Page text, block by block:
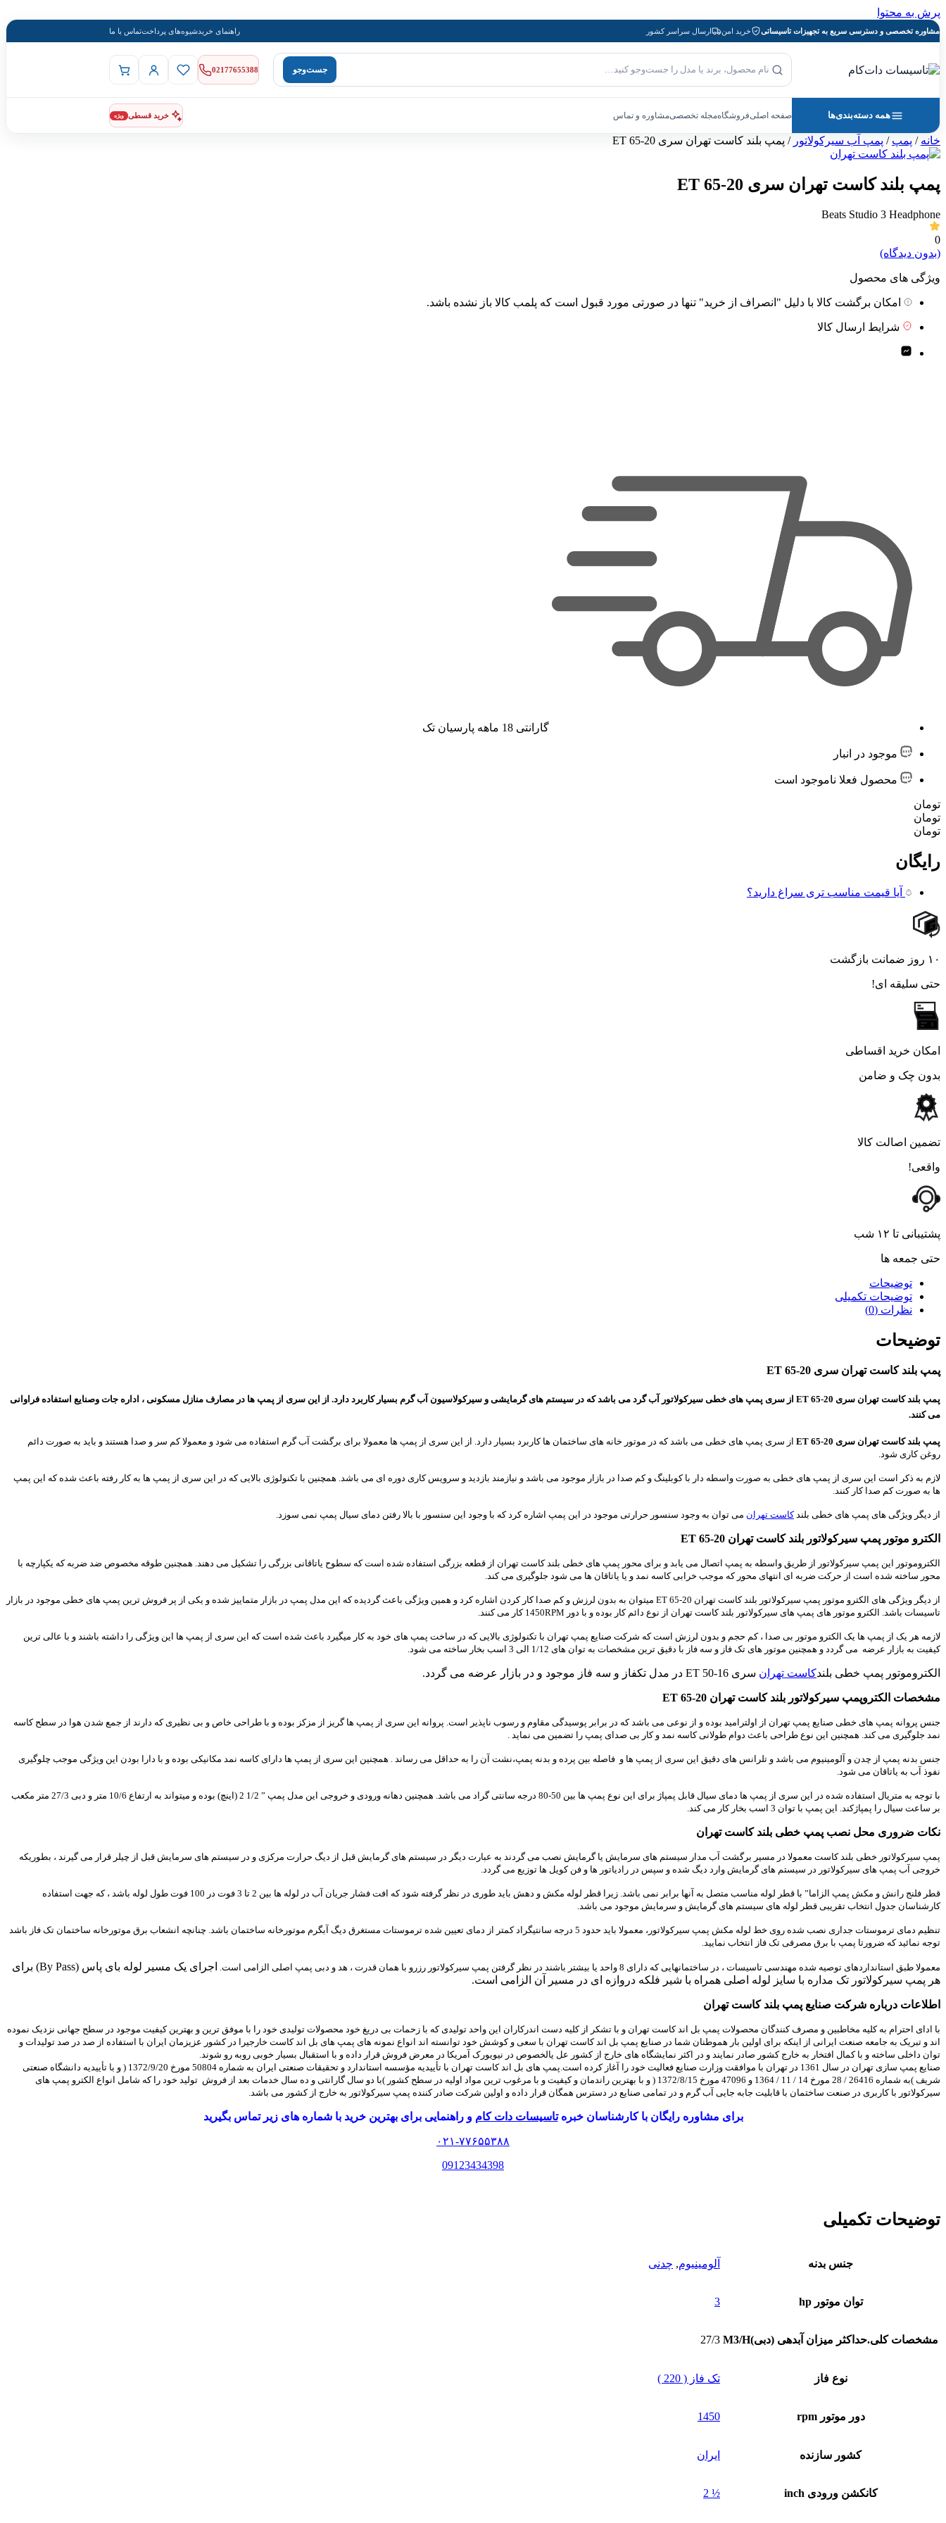
پرش به محتوا
مشاوره تخصصی و دسترسی سریع به تجهیزات تاسیساتی خرید امن ارسال سراسر کشور راهنمای خریدشیوه‌های پرداختتماس با ما
بازگشت به صفحه اصلی جست‌وجوی محصول جست‌وجو 02177655388
همه دسته‌بندی‌ها صفحه اصلیفروشگاهمجله تخصصیمشاوره و تماس خرید قسطی ویژه
خانه / پمپ / پمپ آب سیرکولاتور / پمپ بلند کاست تهران سری ET 65-20
پمپ بلند کاست تهران سری ET 65-20
Beats Studio 3 Headphone
0
(بدون دیدگاه)
ویژگی های محصول
امکان برگشت کالا با دلیل "انصراف از خرید" تنها در صورتی مورد قبول است که پلمب کالا باز نشده باشد.
شرایط ارسال کالا
گارانتی 18 ماهه پارسیان تک
موجود در انبار
محصول فعلا ناموجود است
تومان
تومان
تومان
رایگان
آیا قیمت مناسب تری سراغ دارید؟
۱۰ روز ضمانت بازگشت
حتی سلیقه ای!
امکان خرید اقساطی
بدون چک و ضامن
تضمین اصالت کالا
واقعی!
پشتیبانی تا ۱۲ شب
حتی جمعه ها
توضیحات
توضیحات تکمیلی
نظرات (0)
توضیحات
پمپ بلند کاست تهران سری ET 65-20
پمپ بلند کاست تهران سری ET 65-20
از سری پمپ های خطی سیرکولاتور آب گرد می باشد که در سیستم های گرمایشی و سیرکولاسیون آب گرم بسیار کاربرد دارد. از این سری از پمپ ها در مصارف منازل مسکونی ، اداره جات وصنایع استفاده فراوانی
می کنند.
پمپ بلند کاست تهران سری ET 65-20
از سری پمپ های خطی می باشد که در موتور خانه های ساختمان ها کاربرد بسیار دارد. از این سری از پمپ ها معمولا برای برگشت آب گرم استفاده می شود و معمولا کم سر و صدا هستند و باید به صورت دائم
روغن کاری شود.
لازم به ذکر است این سری از پمپ های خطی به صورت واسطه دار با کوبلینگ و کم صدا در بازار موجود می باشد و نیازمند بازدید و سرویس کاری دوره ای می باشد. همچنین با تکنولوژی بالایی که در این سری از پمپ ها به کار رفته باعث شده که این پمپ
ها به صورت کم صدا کار کنند.
از دیگر ویژگی های پمپ های خطی بلندکاست تهران می توان به وجود سنسور حرارتی موجود در این پمپ اشاره کرد که با وجود این سنسور با بالا رفتن دمای سیال پمپ نمی سوزد.
الکترو موتور پمپ سیرکولاتور بلند کاست تهران ET 65-20
الکتروموتور این پمپ سیرکولاتور از طریق واسطه به پمپ اتصال می یابد و برای محور پمپ های خطی بلند کاست تهران از قطعه بزرگی استفاده شده است که سطوح یاتاقانی بزرگی را تشکیل می دهند. همچنین طوقه مخصوص ضد ضربه که یکپارچه با
محور ساخته شده است از حرکت ضربه ای انتهای محور که موجب خرابی کاسه نمد و یا یاتاقان ها می شود جلوگیری می کند.
از دیگر ویژگی های الکترو موتور پمپ سیرکولاتور بلند کاست تهران ET 65-20 میتوان به بدون لرزش و کم صدا کار کردن اشاره کرد و همین ویژگی باعث گردیده که این مدل پمپ در بازار متماییز شده و یکی از پر فروش ترین پمپ های خطی موجود در بازار
تاسیسات باشد. الکترو موتور های پمپ های سیرکولاتور بلند کاست تهران از نوع دائم کار بوده و با دور 1450RPM کار می کنند.
لازمه هر یک از پمپ ها یک الکترو موتور بی صدا ، کم حجم و بدون لرزش است که شرکت صنایع پمپ تهران با تکنولوژی بالایی که در ساخت پمپ های خود به کار میگیرد باعث شده است که این سری از پمپ ها این ویژگی را داشته باشند و با عالی ترین
کیفیت به بازار عرضه می گردد و همچنین موتور های تک فاز و سه فاز با دقیق ترین مشخصات به توان های 1/12 الی 3 اسب بخار ساخته می شود.
الکتروموتور پمپ خطی بلندکاست تهران سری ET 50-16 در مدل تکفاز و سه فاز موجود و در بازار عرضه می گردد.
مشخصات الکتروپمپ سیرکولاتور بلند کاست تهران ET 65-20
جنس پروانه پمپ های خطی صنایع پمپ تهران از اولترامید بوده و از نوعی می باشد که در برابر پوسیدگی مقاوم و رسوب ناپذیر است. پروانه این سری از پمپ ها گریز از مزکز بوده و با طراحی خاص و بی نظیری که دارند از جمع شدن هوا در سطح کاسه
نمد جلوگیری می کند. همچنین این نوع طراحی باعث دوام طولانی کاسه نمد و کار بی صدای پمپ را تضمین می نماید .
جنس بدنه پمپ از چدن و آلومینیوم می باشد و تلرانس های دقیق این سری از پمپ ها و فاصله بین پرده و بدنه پمپ،نشت آن را به حداقل می رساند . همچنین این سری از پمپ ها دارای کاسه نمد مکانیکی بوده و با دارا بودن این ویژگی موجب چلوگیری
نفوذ آب به یاتاقان می شود.
با توجه به متریال استفاده شده در این سری از پمپ ها دمای سیال قابل پمپاژ برای این نوع پمپ ها بین 50-80 درجه سانتی گراد می باشد. همچنین دهانه ورودی و خروجی این مدل پمپ ” 1/2 2 (اینچ) بوده و میتواند به ارتفاع 10/6 متر و دبی 27/3 متر مکعب
بر ساعت سیال را پمپاژکند. این پمپ با توان 3 اسب بخار کار می کند.
نکات ضروری محل نصب پمپ خطی بلند کاست تهران
پمپ سیرکولاتور خطی بلند کاست معمولا در مسیر برگشت آب مدار سیستم های سرمایش یا گرمایش نصب می گردند به عبارت دیگر در سیستم های گرمایش قبل از دیگ حرارت مرکزی و در سیستم های سرمایش قبل از چیلر قرار می گیرند ، بطوریکه
خروجی آب پمپ های سیرکولاتور در سیستم های گرمایش وارد دیگ شده و سپس در رادیاتور ها و فن کویل ها توزیع می گردد.
قطر فلنج رانش و مکش پمپ الزاما” با قطر لوله مناسب متصل به آنها برابر نمی باشد. زیرا قطر لوله مکش و دهش باید طوری در نظر گرفته شود که افت فشار جریان آب در لوله ها بین 2 تا 3 فوت در 100 فوت طول لوله باشد ، که جهت استفاده
کارشناسان جدول انتخاب تقریبی قطر لوله های سیستم های گرمایش و سرمایش موجود می باشد.
تنظیم دمای ترموستات جداری نصب شده روی خط لوله مکش پمپ سیرکولاتور، معمولا باید حدود 5 درجه سانتیگراد کمتر از دمای تعیین شده ترموستات مستغرق دیگ آبگرم موتورخانه ساختمان باشد.
چنانچه انشعاب برق موتورخانه ساختمان تک فاز باشد
توجه نمائید که ضرورتا پمپ با برق مصرفی تک فاز انتخاب نمایید.
معمولا طبق استانداردهای توصیه شده مهندسی تاسیسات ، در ساختمانهایی که دارای 8 واحد یا بیشتر باشند در نظر گرفتن پمپ سیرکولاتور رزرو با همان قدرت ، هد و دبی پمپ اصلی الزامی است.
اجرای یک مسیر لوله بای پاس (By Pass) برای
هر پمپ سیرکولاتور تک مداره با سایز لوله اصلی همراه با شیر فلکه دروازه ای در مسیر آن الزامی است.
اطلاعات درباره شرکت صنایع پمپ بلند کاست تهران
با ادای احترام به کلیه مخاطبین و مصرف کنندگان محصولات پمپ بل اند کاست تهران و با تشکر از کلیه دست اندرکاران این واحد تولیدی که با زحمات بی دریغ خود محصولات تولیدی خود را با موفق ترین و بهترین کیفیت موجود در سطح جهانی نزدیک نموده
اند و تبریک به جامعه صنعت ایرانی از اینکه برای اولین بار هموطنان شما در صنایع پمپ بل اند کاست تهران با سعی و کوشش خود توانسته اند انواع نمونه های پمپ های بل اند کاست خارجیرا در کشور عزیزمان ایران با استفاده از صد در صد تولیدات و
توان داخلی ساخته و با کمال افتخار به خارج کشور صادر نمایند و در اکثر نمایشگاه های خارج از کشور عل یالخصوص در نیویورک آمریکا در معرض فروش قرار داده و با استقبال بسیار خوبی روبه رو شوند.
صنایع پمپ سازی تهران در سال 1361 در تهران با موافقت وزارت صنایع فعالیت خود را آغاز کرده است.پمپ های بل اند کاست تهران با تأییدیه مؤسسه استاندارد و تحقیقات صنعتی ایران به شماره 50804 مورخ 1372/9/20 ( و با تأییدیه دانشگاه صنعتی
شریف )به شماره 26416 / 28 مورخ 14 / 11 / 1364 و 47096 مورخ 1372/8/15 ( و با بهترین راندمان و کیفیت و با مرغوب ترین مواد اولیه در سطح کشور )با دو سال گارانتی و ده سال خدمات بعد از فروش تولید خود را که شامل انواع الکترو پمپ های
سیرکولاتور با کاربری در صنعت ساختمان با قابلیت جابه جایی آب گرم و در تمامی صنایع در دسترس همگان قرار داده و اولین شرکت صادر کننده پمپ سیرکولاتور به خارج از کشور می باشد.
برای مشاوره رایگان با کارشناسان خبرهتاسیسات دات کام و راهنمایی برای بهترین خرید با شماره های زیر تماس بگیرید
۰۲۱-۷۷۶۵۵۳۸۸
09123434398
توضیحات تکمیلی
جنس بدنه آلومینیوم, چدنی
توان موتور hp 3
مشخصات کلی.حداکثر میزان آبدهی (دبی)M3/H 27/3
نوع فاز تک فاز ( 220 )
دور موتور rpm 1450
کشور سازنده ایران
کانکشن ورودی inch ½ 2